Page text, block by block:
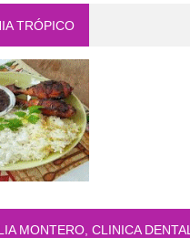
TRÓPICO
MONTERO, CLINICA DENTAL